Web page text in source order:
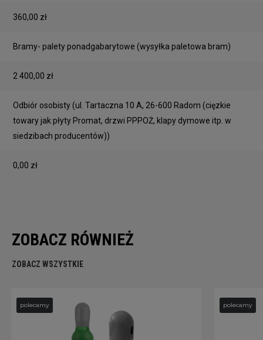
360,00 zł
Bramy- palety ponadgabarytowe (wysyłka paletowa bram)
2 400,00 zł
Odbiór osobisty(ul. Tartaczna 10 A, 26-600 Radom (cięzkie
towary jak płyty Promat, drzwi PPPOŻ, klapy dymowe itp. w
siedzibach producentów))
0,00 zł
ZOBACZ RÓWNIEŻ
ZOBACZ WSZYSTKIE
polecamy polecamy